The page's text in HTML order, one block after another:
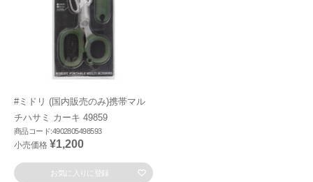
#ミドリ (国内販売のみ)携帯マル
チハサミ カーキ 49859
商品コード:4902805498593
小売価格 ¥1,200
お気に入りに登録